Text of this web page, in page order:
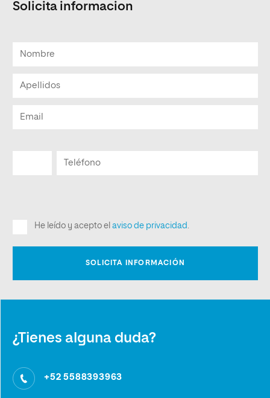
Solicita informacion
¿Tienes alguna duda?
+52 5588393963